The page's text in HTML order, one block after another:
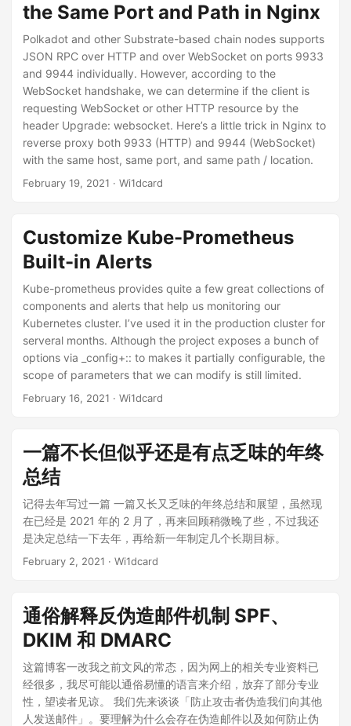
the Same Port and Path in Nginx
Polkadot and other Substrate-based chain nodes supports
JSON RPC over HTTP and over WebSocket on ports 9933
and 9944 individually. However, according to the
WebSocket handshake, we can determine if the client is
requesting WebSocket or other HTTP resource by the
header Upgrade: websocket. Here’s a little trick in Nginx to
reverse proxy both 9933 (HTTP) and 9944 (WebSocket)
with the same host, same port, and same path / location.
February 19, 2021 · Wi1dcard
Customize Kube-Prometheus
Built-in Alerts
Kube-prometheus provides quite a few great collections of
components and alerts that help us monitoring our
Kubernetes cluster. I’ve used it in the production cluster for
serveral months. Although the project exposes a bunch of
options via _config+:: to makes it partially configurable, the
scope of parameters that we can modify is still limited.
February 16, 2021 · Wi1dcard
一篇不长但似乎还是有点乏味的年终
总结
记得去年写过一篇 一篇又长又乏味的年终总结和展望，虽然现
在已经是 2021 年的 2 月了，再来回顾稍微晚了些，不过我还
是决定总结一下去年，再给新一年制定几个长期目标。
February 2, 2021 · Wi1dcard
通俗解释反伪造邮件机制 SPF、
DKIM 和 DMARC
这篇博客一改我之前文风的常态，因为网上的相关专业资料已
经很多，我尽可能以通俗易懂的语言来介绍，放弃了部分专业
性，望读者见谅。 我们先来谈谈「防止攻击者伪造我们向其他
人发送邮件」。要理解为什么会存在伪造邮件以及如何防止伪